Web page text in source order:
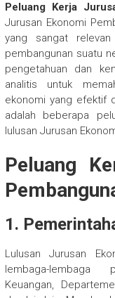
Peluang Kerja
Jurusan Ekonomi
yang sangat relevan
pembangunan suatu
pengetahuan dan
analitis untuk
ekonomi yang efektif
adalah beberapa
lulusan Jurusan
Peluang
1.
Lulusan Jurusan
lembaga-lembaga
Keuangan,